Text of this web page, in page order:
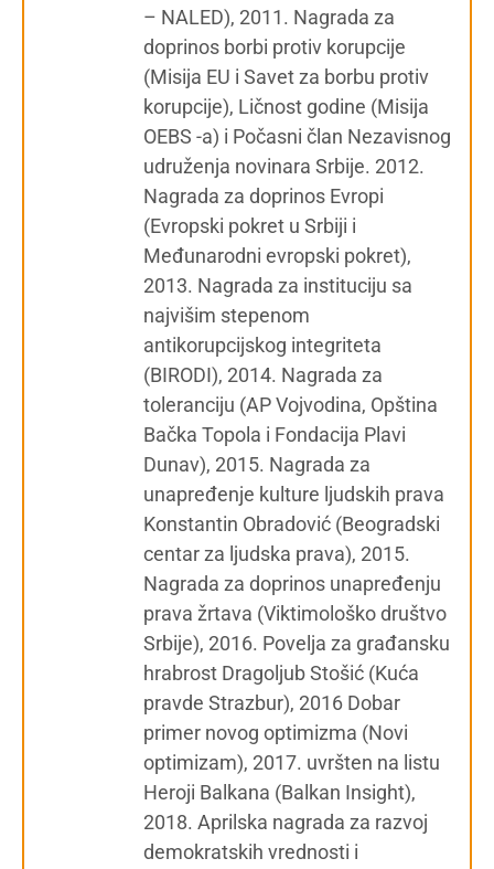
– NALED), 2011. Nagrada za
doprinos borbi protiv korupcije
(Misija EU i Savet za borbu protiv
korupcije), Ličnost godine (Misija
OEBS -a) i Počasni član Nezavisnog
udruženja novinara Srbije. 2012.
Nagrada za doprinos Evropi
(Evropski pokret u Srbiji i
Međunarodni evropski pokret),
2013. Nagrada za instituciju sa
najvišim stepenom
antikorupcijskog integriteta
(BIRODI), 2014. Nagrada za
toleranciju (AP Vojvodina, Opština
Bačka Topola i Fondacija Plavi
Dunav), 2015. Nagrada za
unapređenje kulture ljudskih prava
Konstantin Obradović (Beogradski
centar za ljudska prava), 2015.
Nagrada za doprinos unapređenju
prava žrtava (Viktimološko društvo
Srbije), 2016. Povelja za građansku
hrabrost Dragoljub Stošić (Kuća
pravde Strazbur), 2016 Dobar
primer novog optimizma (Novi
optimizam), 2017. uvršten na listu
Heroji Balkana (Balkan Insight),
2018. Aprilska nagrada za razvoj
demokratskih vrednosti i